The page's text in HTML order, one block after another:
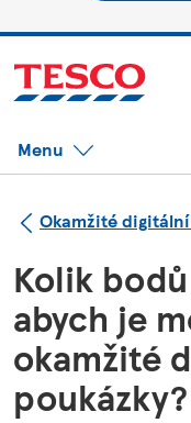
Menu
Okamžité
Kolik
abych je
okamžité
poukázky?